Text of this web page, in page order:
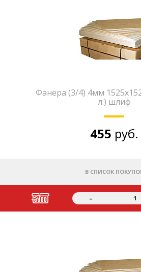
Фанера (3/4) 4мм
л.) шлиф
455 руб.
В СПИСОК
- 1